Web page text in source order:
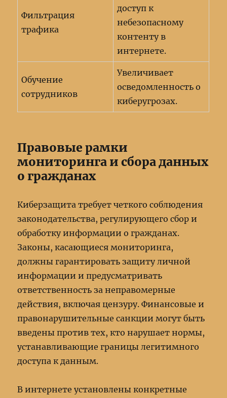
Фильтрация
трафика
доступ к
небезопасному
контенту в
интернете.
Обучение
сотрудников
Увеличивает
осведомленность о
киберугрозах.
Правовые рамки
мониторинга и сбора данных
о гражданах
Киберзащита требует четкого соблюдения
законодательства, регулирующего сбор и
обработку информации о гражданах.
Законы, касающиеся мониторинга,
должны гарантировать защиту личной
информации и предусматривать
ответственность за неправомерные
действия, включая цензуру. Финансовые и
правонарушительные санкции могут быть
введены против тех, кто нарушает нормы,
устанавливающие границы легитимного
доступа к данным.
В интернете установлены конкретные